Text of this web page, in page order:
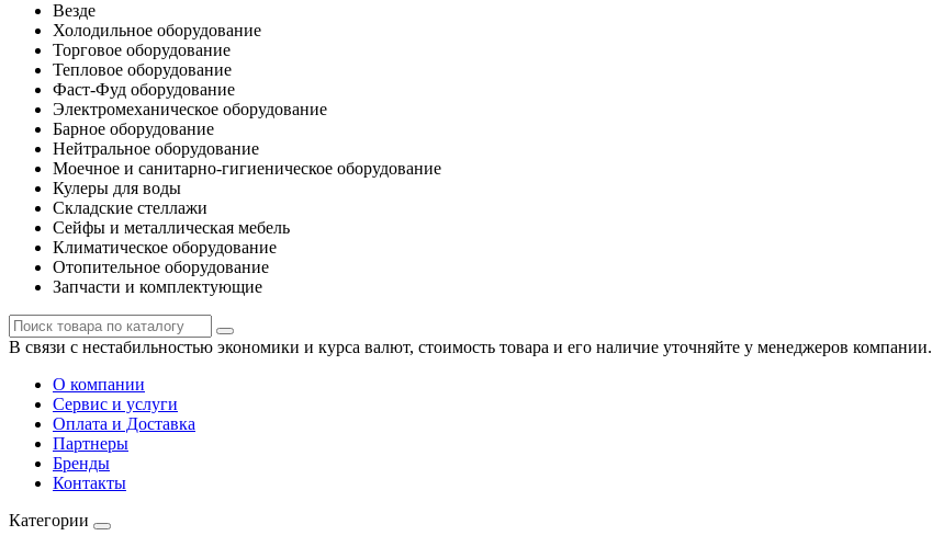
Везде
Холодильное оборудование
Торговое оборудование
Тепловое оборудование
Фаст-Фуд оборудование
Электромеханическое оборудование
Барное оборудование
Нейтральное оборудование
Моечное и санитарно-гигиеническое оборудование
Кулеры для воды
Складские стеллажи
Сейфы и металлическая мебель
Климатическое оборудование
Отопительное оборудование
Запчасти и комплектующие
В связи с нестабильностью экономики и курса валют, стоимость товара и его наличие уточняйте у менеджеров компании.
О компании
Сервис и услуги
Оплата и Доставка
Партнеры
Бренды
Контакты
Категории